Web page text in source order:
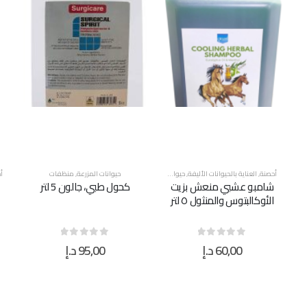
أحصنة,العناية بالحيوانات الأليفة,حيوانات المزرعة منظفات
شامبو عشبي منعش بزيت
الأوكالبتوس والمنثول ٥ لتر
60,00د.إ
حيوانات المزرعة,منظفات
كحول طبي، جالون 5 لتر
95,00د.إ